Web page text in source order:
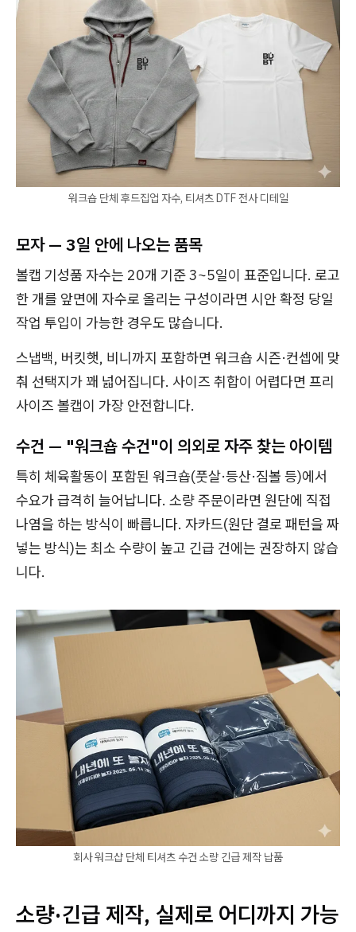
워크숍 단체 후드집업 자수, 티셔츠 DTF 전사 디테일
모자 — 3일 안에 나오는 품목
볼캡 기성품 자수는 20개 기준 3~5일이 표준입니다. 로고
한 개를 앞면에 자수로 올리는 구성이라면 시안 확정 당일
작업 투입이 가능한 경우도 많습니다.
스냅백, 버킷햇, 비니까지 포함하면 워크숍 시즌·컨셉에 맞
춰 선택지가 꽤 넓어집니다. 사이즈 취합이 어렵다면 프리
사이즈 볼캡이 가장 안전합니다.
수건 — "워크숍 수건"이 의외로 자주 찾는 아이템
특히 체육활동이 포함된 워크숍(풋살·등산·짐볼 등)에서
수요가 급격히 늘어납니다. 소량 주문이라면 원단에 직접
나염을 하는 방식이 빠릅니다. 자카드(원단 결로 패턴을 짜
넣는 방식)는 최소 수량이 높고 긴급 건에는 권장하지 않습
니다.
회사 워크샵 단체 티셔츠 수건 소량 긴급 제작 납품
소량·긴급 제작, 실제로 어디까지 가능